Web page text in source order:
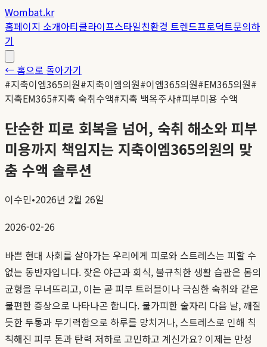
Wombat.kr
홈페이지 소개아티클라이프스타일친환경 트렌드프로덕트문의하
기
← 홈으로 돌아가기
#지축이엠365의원#지축이엠의원#이엠365의원#EM365의원#
지축EM365#지축 숙취수액#지축 백옥주사#피부미용 수액
단순한 피로 회복을 넘어, 숙취 해소와 피부
미용까지 책임지는 지축이엠365의원의 맞
춤 수액 솔루션
이수민•2026년 2월 26일
2026-02-26
바쁜 현대 사회를 살아가는 우리에게 피로와 스트레스는 피할 수
없는 동반자입니다. 잦은 야근과 회식, 불규칙한 생활 습관은 몸의
균형을 무너뜨리고, 이는 곧 피부 트러블이나 극심한 숙취와 같은
불편한 증상으로 나타나곤 합니다. 불가피한 술자리 다음 날, 깨질
듯한 두통과 무기력함으로 하루를 망치거나, 스트레스로 인해 칙
칙해진 피부 톤과 탄력 저하로 고민하고 계신가요? 이제는 만성